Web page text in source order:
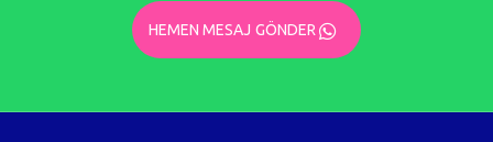
HEMEN MESAJ GÖNDER